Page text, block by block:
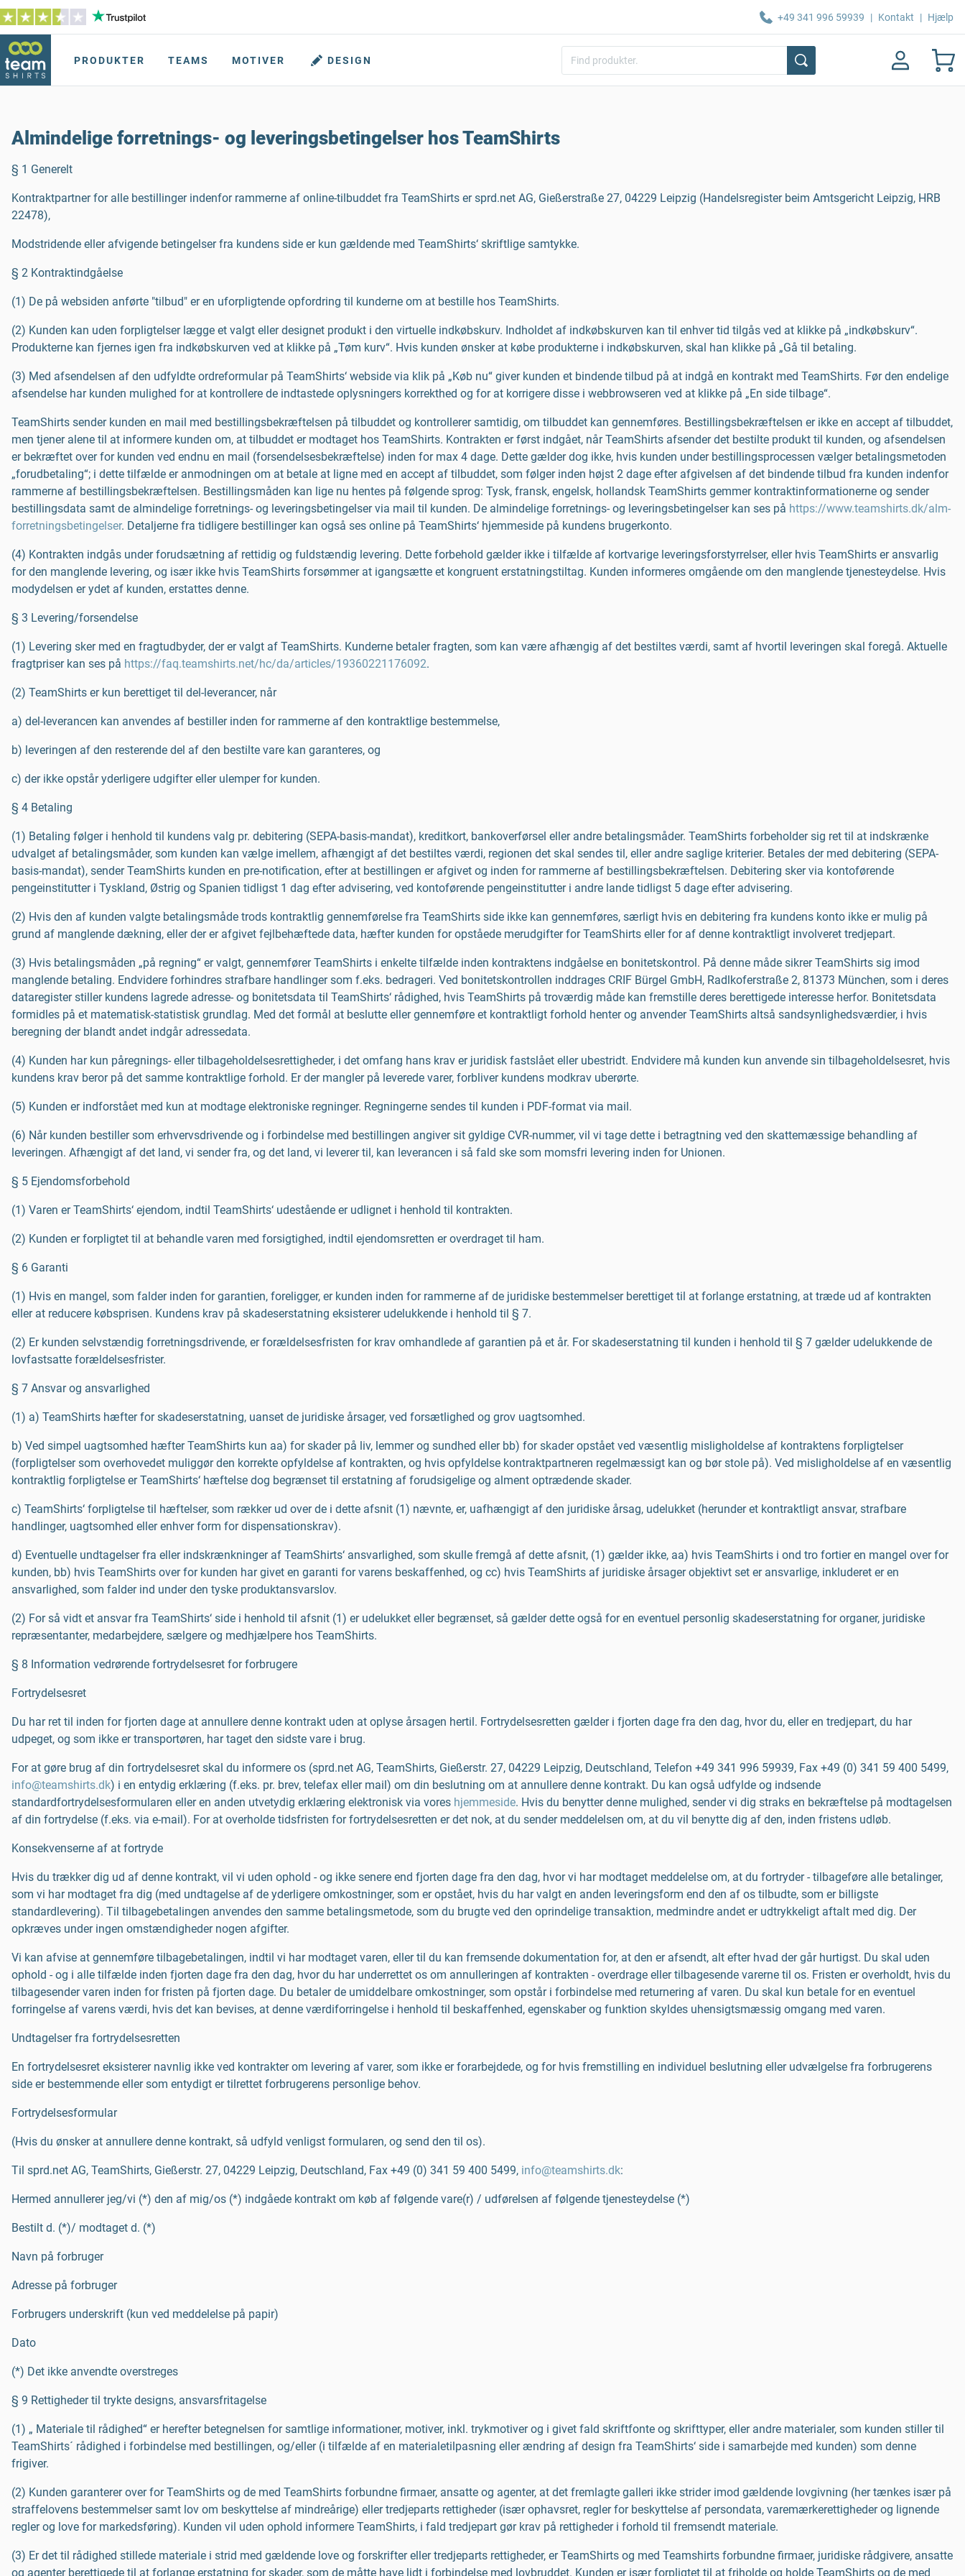
+49 341 996 59939 | Kontakt | Hjælp
PRODUKTER TEAMS MOTIVER DESIGN
Almindelige forretnings- og leveringsbetingelser hos TeamShirts
§ 1 Generelt
Kontraktpartner for alle bestillinger indenfor rammerne af online-tilbuddet fra TeamShirts er sprd.net AG, Gießerstraße 27, 04229 Leipzig (Handelsregister beim Amtsgericht Leipzig, HRB
22478),
Modstridende eller afvigende betingelser fra kundens side er kun gældende med TeamShirts‘ skriftlige samtykke.
§ 2 Kontraktindgåelse
(1) De på websiden anførte "tilbud" er en uforpligtende opfordring til kunderne om at bestille hos TeamShirts.
(2) Kunden kan uden forpligtelser lægge et valgt eller designet produkt i den virtuelle indkøbskurv. Indholdet af indkøbskurven kan til enhver tid tilgås ved at klikke på „indkøbskurv“.
Produkterne kan fjernes igen fra indkøbskurven ved at klikke på „Tøm kurv“. Hvis kunden ønsker at købe produkterne i indkøbskurven, skal han klikke på „Gå til betaling.
(3) Med afsendelsen af den udfyldte ordreformular på TeamShirts‘ webside via klik på „Køb nu“ giver kunden et bindende tilbud på at indgå en kontrakt med TeamShirts. Før den endelige
afsendelse har kunden mulighed for at kontrollere de indtastede oplysningers korrekthed og for at korrigere disse i webbrowseren ved at klikke på „En side tilbage“.
TeamShirts sender kunden en mail med bestillingsbekræftelsen på tilbuddet og kontrollerer samtidig, om tilbuddet kan gennemføres. Bestillingsbekræftelsen er ikke en accept af tilbuddet,
men tjener alene til at informere kunden om, at tilbuddet er modtaget hos TeamShirts. Kontrakten er først indgået, når TeamShirts afsender det bestilte produkt til kunden, og afsendelsen
er bekræftet over for kunden ved endnu en mail (forsendelsesbekræftelse) inden for max 4 dage. Dette gælder dog ikke, hvis kunden under bestillingsprocessen vælger betalingsmetoden
„forudbetaling“; i dette tilfælde er anmodningen om at betale at ligne med en accept af tilbuddet, som følger inden højst 2 dage efter afgivelsen af det bindende tilbud fra kunden indenfor
rammerne af bestillingsbekræftelsen. Bestillingsmåden kan lige nu hentes på følgende sprog: Tysk, fransk, engelsk, hollandsk TeamShirts gemmer kontraktinformationerne og sender
bestillingsdata samt de almindelige forretnings- og leveringsbetingelser via mail til kunden. De almindelige forretnings- og leveringsbetingelser kan ses på https://www.teamshirts.dk/alm-
forretningsbetingelser. Detaljerne fra tidligere bestillinger kan også ses online på TeamShirts‘ hjemmeside på kundens brugerkonto.
(4) Kontrakten indgås under forudsætning af rettidig og fuldstændig levering. Dette forbehold gælder ikke i tilfælde af kortvarige leveringsforstyrrelser, eller hvis TeamShirts er ansvarlig
for den manglende levering, og især ikke hvis TeamShirts forsømmer at igangsætte et kongruent erstatningstiltag. Kunden informeres omgående om den manglende tjenesteydelse. Hvis
modydelsen er ydet af kunden, erstattes denne.
§ 3 Levering/forsendelse
(1) Levering sker med en fragtudbyder, der er valgt af TeamShirts. Kunderne betaler fragten, som kan være afhængig af det bestiltes værdi, samt af hvortil leveringen skal foregå. Aktuelle
fragtpriser kan ses på https://faq.teamshirts.net/hc/da/articles/19360221176092.
(2) TeamShirts er kun berettiget til del-leverancer, når
a) del-leverancen kan anvendes af bestiller inden for rammerne af den kontraktlige bestemmelse,
b) leveringen af den resterende del af den bestilte vare kan garanteres, og
c) der ikke opstår yderligere udgifter eller ulemper for kunden.
§ 4 Betaling
(1) Betaling følger i henhold til kundens valg pr. debitering (SEPA-basis-mandat), kreditkort, bankoverførsel eller andre betalingsmåder. TeamShirts forbeholder sig ret til at indskrænke
udvalget af betalingsmåder, som kunden kan vælge imellem, afhængigt af det bestiltes værdi, regionen det skal sendes til, eller andre saglige kriterier. Betales der med debitering (SEPA-
basis-mandat), sender TeamShirts kunden en pre-notification, efter at bestillingen er afgivet og inden for rammerne af bestillingsbekræftelsen. Debitering sker via kontoførende
pengeinstitutter i Tyskland, Østrig og Spanien tidligst 1 dag efter advisering, ved kontoførende pengeinstitutter i andre lande tidligst 5 dage efter advisering.
(2) Hvis den af kunden valgte betalingsmåde trods kontraktlig gennemførelse fra TeamShirts side ikke kan gennemføres, særligt hvis en debitering fra kundens konto ikke er mulig på
grund af manglende dækning, eller der er afgivet fejlbehæftede data, hæfter kunden for opståede merudgifter for TeamShirts eller for af denne kontraktligt involveret tredjepart.
(3) Hvis betalingsmåden „på regning“ er valgt, gennemfører TeamShirts i enkelte tilfælde inden kontraktens indgåelse en bonitetskontrol. På denne måde sikrer TeamShirts sig imod
manglende betaling. Endvidere forhindres strafbare handlinger som f.eks. bedrageri. Ved bonitetskontrollen inddrages CRIF Bürgel GmbH, Radlkoferstraße 2, 81373 München, som i deres
dataregister stiller kundens lagrede adresse- og bonitetsdata til TeamShirts‘ rådighed, hvis TeamShirts på troværdig måde kan fremstille deres berettigede interesse herfor. Bonitetsdata
formidles på et matematisk-statistisk grundlag. Med det formål at beslutte eller gennemføre et kontraktligt forhold henter og anvender TeamShirts altså sandsynlighedsværdier, i hvis
beregning der blandt andet indgår adressedata.
(4) Kunden har kun påregnings- eller tilbageholdelsesrettigheder, i det omfang hans krav er juridisk fastslået eller ubestridt. Endvidere må kunden kun anvende sin tilbageholdelsesret, hvis
kundens krav beror på det samme kontraktlige forhold. Er der mangler på leverede varer, forbliver kundens modkrav uberørte.
(5) Kunden er indforstået med kun at modtage elektroniske regninger. Regningerne sendes til kunden i PDF-format via mail.
(6) Når kunden bestiller som erhvervsdrivende og i forbindelse med bestillingen angiver sit gyldige CVR-nummer, vil vi tage dette i betragtning ved den skattemæssige behandling af
leveringen. Afhængigt af det land, vi sender fra, og det land, vi leverer til, kan leverancen i så fald ske som momsfri levering inden for Unionen.
§ 5 Ejendomsforbehold
(1) Varen er TeamShirts‘ ejendom, indtil TeamShirts‘ udestående er udlignet i henhold til kontrakten.
(2) Kunden er forpligtet til at behandle varen med forsigtighed, indtil ejendomsretten er overdraget til ham.
§ 6 Garanti
(1) Hvis en mangel, som falder inden for garantien, foreligger, er kunden inden for rammerne af de juridiske bestemmelser berettiget til at forlange erstatning, at træde ud af kontrakten
eller at reducere købsprisen. Kundens krav på skadeserstatning eksisterer udelukkende i henhold til § 7.
(2) Er kunden selvstændig forretningsdrivende, er forældelsesfristen for krav omhandlede af garantien på et år. For skadeserstatning til kunden i henhold til § 7 gælder udelukkende de
lovfastsatte forældelsesfrister.
§ 7 Ansvar og ansvarlighed
(1) a) TeamShirts hæfter for skadeserstatning, uanset de juridiske årsager, ved forsætlighed og grov uagtsomhed.
b) Ved simpel uagtsomhed hæfter TeamShirts kun aa) for skader på liv, lemmer og sundhed eller bb) for skader opstået ved væsentlig misligholdelse af kontraktens forpligtelser
(forpligtelser som overhovedet muliggør den korrekte opfyldelse af kontrakten, og hvis opfyldelse kontraktpartneren regelmæssigt kan og bør stole på). Ved misligholdelse af en væsentlig
kontraktlig forpligtelse er TeamShirts‘ hæftelse dog begrænset til erstatning af forudsigelige og alment optrædende skader.
c) TeamShirts‘ forpligtelse til hæftelser, som rækker ud over de i dette afsnit (1) nævnte, er, uafhængigt af den juridiske årsag, udelukket (herunder et kontraktligt ansvar, strafbare
handlinger, uagtsomhed eller enhver form for dispensationskrav).
d) Eventuelle undtagelser fra eller indskrænkninger af TeamShirts‘ ansvarlighed, som skulle fremgå af dette afsnit, (1) gælder ikke, aa) hvis TeamShirts i ond tro fortier en mangel over for
kunden, bb) hvis TeamShirts over for kunden har givet en garanti for varens beskaffenhed, og cc) hvis TeamShirts af juridiske årsager objektivt set er ansvarlige, inkluderet er en
ansvarlighed, som falder ind under den tyske produktansvarslov.
(2) For så vidt et ansvar fra TeamShirts‘ side i henhold til afsnit (1) er udelukket eller begrænset, så gælder dette også for en eventuel personlig skadeserstatning for organer, juridiske
repræsentanter, medarbejdere, sælgere og medhjælpere hos TeamShirts.
§ 8 Information vedrørende fortrydelsesret for forbrugere
Fortrydelsesret
Du har ret til inden for fjorten dage at annullere denne kontrakt uden at oplyse årsagen hertil. Fortrydelsesretten gælder i fjorten dage fra den dag, hvor du, eller en tredjepart, du har
udpeget, og som ikke er transportøren, har taget den sidste vare i brug.
For at gøre brug af din fortrydelsesret skal du informere os (sprd.net AG, TeamShirts, Gießerstr. 27, 04229 Leipzig, Deutschland, Telefon +49 341 996 59939, Fax +49 (0) 341 59 400 5499,
info@teamshirts.dk) i en entydig erklæring (f.eks. pr. brev, telefax eller mail) om din beslutning om at annullere denne kontrakt. Du kan også udfylde og indsende
standardfortrydelsesformularen eller en anden utvetydig erklæring elektronisk via vores hjemmeside. Hvis du benytter denne mulighed, sender vi dig straks en bekræftelse på modtagelsen
af din fortrydelse (f.eks. via e-mail). For at overholde tidsfristen for fortrydelsesretten er det nok, at du sender meddelelsen om, at du vil benytte dig af den, inden fristens udløb.
Konsekvenserne af at fortryde
Hvis du trækker dig ud af denne kontrakt, vil vi uden ophold - og ikke senere end fjorten dage fra den dag, hvor vi har modtaget meddelelse om, at du fortryder - tilbageføre alle betalinger,
som vi har modtaget fra dig (med undtagelse af de yderligere omkostninger, som er opstået, hvis du har valgt en anden leveringsform end den af os tilbudte, som er billigste
standardlevering). Til tilbagebetalingen anvendes den samme betalingsmetode, som du brugte ved den oprindelige transaktion, medmindre andet er udtrykkeligt aftalt med dig. Der
opkræves under ingen omstændigheder nogen afgifter.
Vi kan afvise at gennemføre tilbagebetalingen, indtil vi har modtaget varen, eller til du kan fremsende dokumentation for, at den er afsendt, alt efter hvad der går hurtigst. Du skal uden
ophold - og i alle tilfælde inden fjorten dage fra den dag, hvor du har underrettet os om annulleringen af kontrakten - overdrage eller tilbagesende varerne til os. Fristen er overholdt, hvis du
tilbagesender varen inden for fristen på fjorten dage. Du betaler de umiddelbare omkostninger, som opstår i forbindelse med returnering af varen. Du skal kun betale for en eventuel
forringelse af varens værdi, hvis det kan bevises, at denne værdiforringelse i henhold til beskaffenhed, egenskaber og funktion skyldes uhensigtsmæssig omgang med varen.
Undtagelser fra fortrydelsesretten
En fortrydelsesret eksisterer navnlig ikke ved kontrakter om levering af varer, som ikke er forarbejdede, og for hvis fremstilling en individuel beslutning eller udvælgelse fra forbrugerens
side er bestemmende eller som entydigt er tilrettet forbrugerens personlige behov.
Fortrydelsesformular
(Hvis du ønsker at annullere denne kontrakt, så udfyld venligst formularen, og send den til os).
Til sprd.net AG, TeamShirts, Gießerstr. 27, 04229 Leipzig, Deutschland, Fax +49 (0) 341 59 400 5499, info@teamshirts.dk:
Hermed annullerer jeg/vi (*) den af mig/os (*) indgåede kontrakt om køb af følgende vare(r) / udførelsen af følgende tjenesteydelse (*)
Bestilt d. (*)/ modtaget d. (*)
Navn på forbruger
Adresse på forbruger
Forbrugers underskrift (kun ved meddelelse på papir)
Dato
(*) Det ikke anvendte overstreges
§ 9 Rettigheder til trykte designs, ansvarsfritagelse
(1) „ Materiale til rådighed“ er herefter betegnelsen for samtlige informationer, motiver, inkl. trykmotiver og i givet fald skriftfonte og skrifttyper, eller andre materialer, som kunden stiller til
TeamShirts´ rådighed i forbindelse med bestillingen, og/eller (i tilfælde af en materialetilpasning eller ændring af design fra TeamShirts‘ side i samarbejde med kunden) som denne
frigiver.
(2) Kunden garanterer over for TeamShirts og de med TeamShirts forbundne firmaer, ansatte og agenter, at det fremlagte galleri ikke strider imod gældende lovgivning (her tænkes især på
straffelovens bestemmelser samt lov om beskyttelse af mindreårige) eller tredjeparts rettigheder (især ophavsret, regler for beskyttelse af persondata, varemærkerettigheder og lignende
regler og love for markedsføring). Kunden vil uden ophold informere TeamShirts, i fald tredjepart gør krav på rettigheder i forhold til fremsendt materiale.
(3) Er det til rådighed stillede materiale i strid med gældende love og forskrifter eller tredjeparts rettigheder, er TeamShirts og med Teamshirts forbundne firmaer, juridiske rådgivere, ansatte
og agenter berettigede til at forlange erstatning for skader, som de måtte have lidt i forbindelse med lovbruddet. Kunden er især forpligtet til at friholde og holde TeamShirts og de med